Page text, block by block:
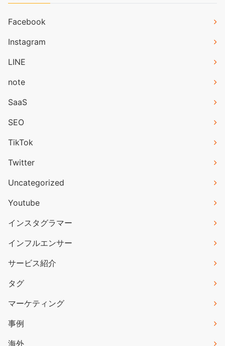
Facebook
Instagram
LINE
note
SaaS
SEO
TikTok
Twitter
Uncategorized
Youtube
インスタグラマー
インフルエンサー
サービス紹介
タグ
マーケティング
事例
海外